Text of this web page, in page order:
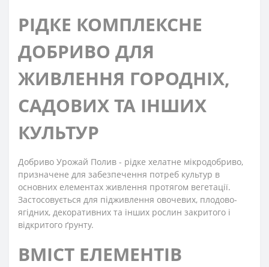
РІДКЕ КОМПЛЕКСНЕ
ДОБРИВО ДЛЯ
ЖИВЛЕННЯ ГОРОДНІХ,
САДОВИХ ТА ІНШИХ
КУЛЬТУР
Добриво Урожай Полив - рідке хелатне мікродобриво,
призначене для забезпечення потреб культур в
основних елементах живлення протягом вегетації.
Застосовується для підживлення овочевих, плодово-
ягідних, декоративних та інших рослин закритого і
відкритого ґрунту.
ВМІСТ ЕЛЕМЕНТІВ